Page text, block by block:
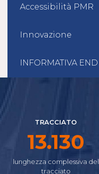
Accessibilità PMR
Innovazione
INFORMATIVA END
TRACCIATO
15.150
lunghezza complessiva del
tracciato